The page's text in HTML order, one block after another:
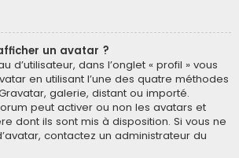
un avatar ?
d’utilisateur, dans l’onglet « profil » vous
en utilisant l’une des quatre méthodes
galerie, distant ou importé.
peut activer ou non les avatars et
dont ils sont mis à disposition. Si vous ne
contactez un administrateur du